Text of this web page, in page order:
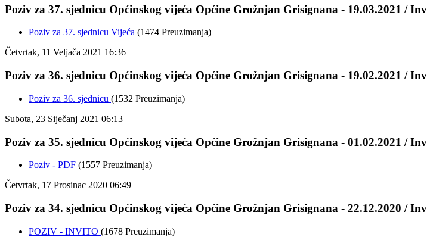
Poziv za 37. sjednicu Općinskog vijeća Općine Grožnjan Grisignana - 19.03.2021 /
Poziv za 37. sjednicu Vijeća (1474 Preuzimanja)
Četvrtak, 11 Veljača 2021 16:36
Poziv za 36. sjednicu Općinskog vijeća Općine Grožnjan Grisignana - 19.02.2021 /
Poziv za 36. sjednicu (1532 Preuzimanja)
Subota, 23 Siječanj 2021 06:13
Poziv za 35. sjednicu Općinskog vijeća Općine Grožnjan Grisignana - 01.02.2021 /
Poziv - PDF (1557 Preuzimanja)
Četvrtak, 17 Prosinac 2020 06:49
Poziv za 34. sjednicu Općinskog vijeća Općine Grožnjan Grisignana - 22.12.2020 /
POZIV - INVITO (1678 Preuzimanja)